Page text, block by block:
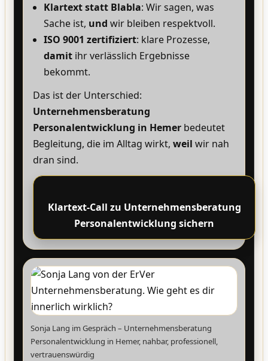
Klartext statt Blabla: Wir sagen, was
Sache ist, und wir bleiben respektvoll.
ISO 9001 zertifiziert: klare Prozesse,
damit ihr verlässlich Ergebnisse
bekommt.
Das ist der Unterschied:
Unternehmensberatung
Personalentwicklung in Hemer bedeutet
Begleitung, die im Alltag wirkt, weil wir nah
dran sind.
Klartext-Call zu Unternehmensberatung
Personalentwicklung sichern
Sonja Lang im Gespräch – Unternehmensberatung
Personalentwicklung in Hemer, nahbar, professionell,
vertrauenswürdig